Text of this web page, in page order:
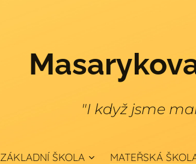
"I když jsme
ZÁKLADNÍ ŠKOLA MATEŘSKÁ